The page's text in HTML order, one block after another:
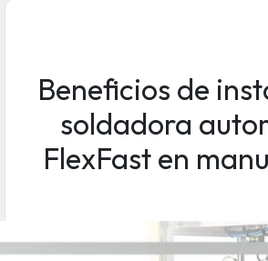
Beneficios de
soldadora
FlexFast en